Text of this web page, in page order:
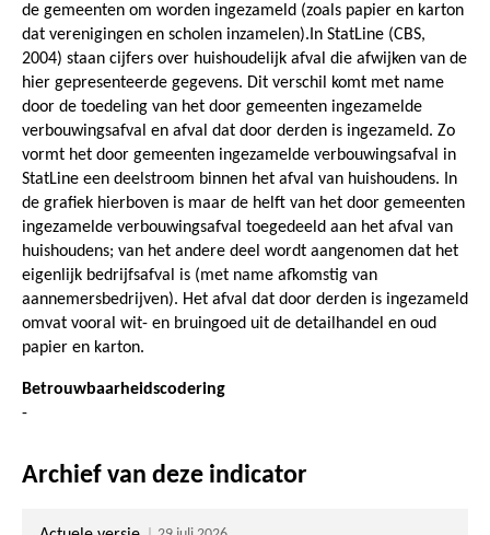
de gemeenten om worden ingezameld (zoals papier en karton
dat verenigingen en scholen inzamelen).In StatLine (CBS,
2004) staan cijfers over huishoudelijk afval die afwijken van de
hier gepresenteerde gegevens. Dit verschil komt met name
door de toedeling van het door gemeenten ingezamelde
verbouwingsafval en afval dat door derden is ingezameld. Zo
vormt het door gemeenten ingezamelde verbouwingsafval in
StatLine een deelstroom binnen het afval van huishoudens. In
de grafiek hierboven is maar de helft van het door gemeenten
ingezamelde verbouwingsafval toegedeeld aan het afval van
huishoudens; van het andere deel wordt aangenomen dat het
eigenlijk bedrijfsafval is (met name afkomstig van
aannemersbedrijven). Het afval dat door derden is ingezameld
omvat vooral wit- en bruingoed uit de detailhandel en oud
papier en karton.
Betrouwbaarheidscodering
-
Archief van deze indicator